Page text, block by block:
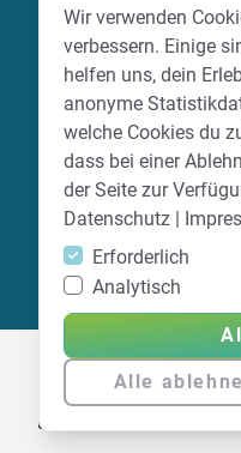
Wir verwenden
verbessern. Einige
helfen uns, dein
anonyme
welche Cookies du
dass bei einer
der Seite zur
Datenschutz |
Erforderlich
Analytisch
Alle Erfahre